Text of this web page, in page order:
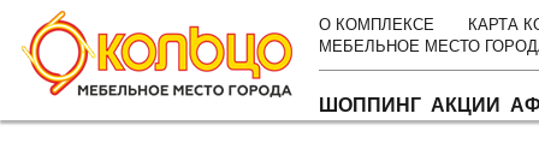
О КОМПЛЕКСЕ
КАРТА
МЕБЕЛЬНОЕ МЕСТО
ШОППИНГ АКЦИИ